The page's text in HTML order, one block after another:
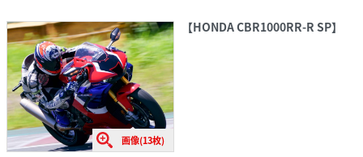
画像(13枚)
【HONDA CBR1000RR-R SP】